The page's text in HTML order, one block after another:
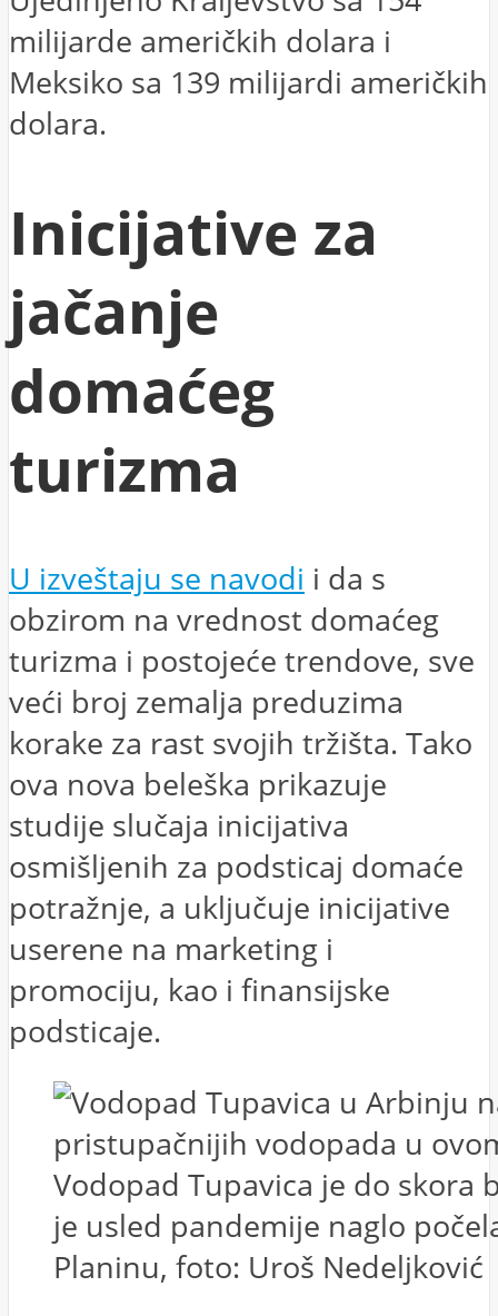
milijarde američkih dolara i
Meksiko sa 139 milijardi američkih
dolara.
Inicijative za
jačanje
domaćeg
turizma
U izveštaju se navodi i da s
obzirom na vrednost domaćeg
turizma i postojeće trendove, sve
veći broj zemalja preduzima
korake za rast svojih tržišta. Tako
ova nova beleška prikazuje
studije slučaja inicijativa
osmišljenih za podsticaj domaće
potražnje, a uključuje inicijative
userene na marketing i
promociju, kao i finansijske
podsticaje.
Vodopad Tupavica je do skora
je usled pandemije naglo
Planinu, foto: Uroš Nedeljković